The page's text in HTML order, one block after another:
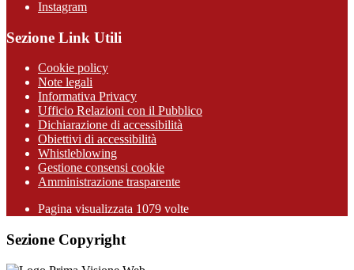
Instagram
Sezione Link Utili
Cookie policy
Note legali
Informativa Privacy
Ufficio Relazioni con il Pubblico
Dichiarazione di accessibilità
Obiettivi di accessibilità
Whistleblowing
Gestione consensi cookie
Amministrazione trasparente
Pagina visualizzata 1079 volte
Sezione Copyright